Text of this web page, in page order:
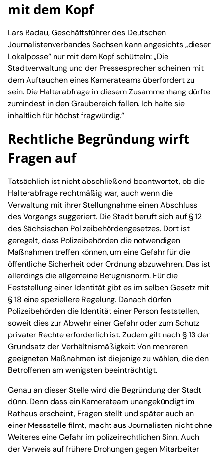
mit dem Kopf
Lars Radau, Geschäftsführer des Deutschen
Journalistenverbandes Sachsen kann angesichts „dieser
Lokalposse“ nur mit dem Kopf schütteln: „Die
Stadtverwaltung und der Pressesprecher scheinen mit
dem Auftauchen eines Kamerateams überfordert zu
sein. Die Halterabfrage in diesem Zusammenhang dürfte
zumindest in den Graubereich fallen. Ich halte sie
inhaltlich für höchst fragwürdig.“
Rechtliche Begründung wirft
Fragen auf
Tatsächlich ist nicht abschließend beantwortet, ob die
Halterabfrage rechtmäßig war, auch wenn die
Verwaltung mit ihrer Stellungnahme einen Abschluss
des Vorgangs suggeriert. Die Stadt beruft sich auf § 12
des Sächsischen Polizeibehördengesetzes. Dort ist
geregelt, dass Polizeibehörden die notwendigen
Maßnahmen treffen können, um eine Gefahr für die
öffentliche Sicherheit oder Ordnung abzuwehren. Das ist
allerdings die allgemeine Befugnisnorm. Für die
Feststellung einer Identität gibt es im selben Gesetz mit
§ 18 eine speziellere Regelung. Danach dürfen
Polizeibehörden die Identität einer Person feststellen,
soweit dies zur Abwehr einer Gefahr oder zum Schutz
privater Rechte erforderlich ist. Zudem gilt nach § 13 der
Grundsatz der Verhältnismäßigkeit: Von mehreren
geeigneten Maßnahmen ist diejenige zu wählen, die den
Betroffenen am wenigsten beeinträchtigt.
Genau an dieser Stelle wird die Begründung der Stadt
dünn. Denn dass ein Kamerateam unangekündigt im
Rathaus erscheint, Fragen stellt und später auch an
einer Messstelle filmt, macht aus Journalisten nicht ohne
Weiteres eine Gefahr im polizeirechtlichen Sinn. Auch
der Verweis auf frühere Drohungen gegen Mitarbeiter